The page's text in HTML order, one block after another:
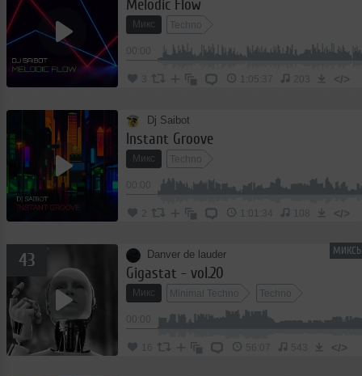
Melodic Flow
Микс Techno
3 1:05:37 203 </>
Dj Saibot
Instant Groove
Микс Techno
2 1:01:34 </>
43 Danver de lauder
Gigastat - vol.20
Микс Minimal Techno Techno
16 56:07 543 </>